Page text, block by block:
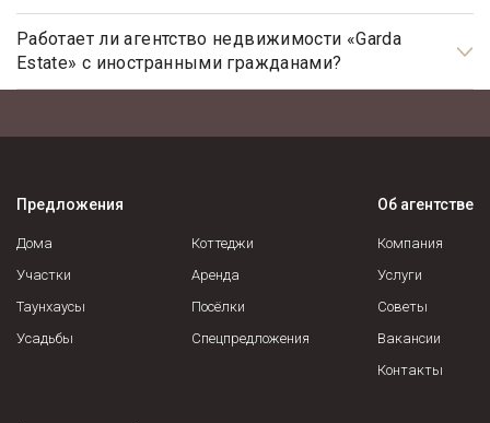
по завышенной цене.
Общим сроком для регистрации прав на недвижимое
имущество и сделок с ним является один месяц. Некоторые
виды регистрационных действий осуществляются в более
короткие сроки.
Работает ли агентство недвижимости «Garda
Estate» с иностранными гражданами?
Да, наше агентство недвижимости, работает с
Предложения
Дома
Участки
Таунхаусы
Усадьбы
Коттеджи
Аренда
Посёлки
Спецпредложения
Об агентстве
Компания
Услуги
Советы
Вакансии
Контакты